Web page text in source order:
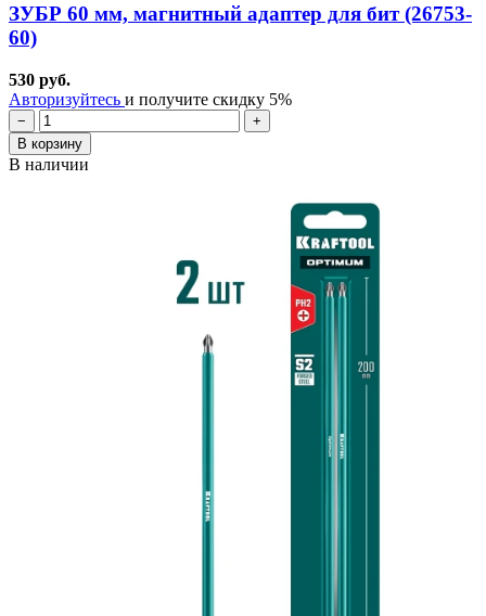
ЗУБР 60 мм, магнитный адаптер для бит (26753-
60)
530 руб.
Авторизуйтесь и получите скидку 5%
−
+
В корзину
В наличии